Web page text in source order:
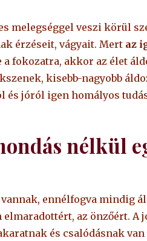
melegséggel veszi körül
érzéseit, vágyait. Mert az
fokozatra, akkor az élet
kisebb-nagyobb
és jóról igen homályos
nélkül
ennélfogva mindig
elmaradottért, az önzőért. A
és csalódásnak